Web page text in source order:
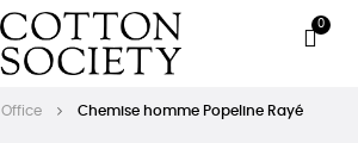
Office
Chemise homme Popeline Rayé